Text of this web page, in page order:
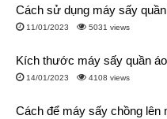
Cách sử dụng máy sấy
11/01/2023 5031 views
Kích thước máy sấy quần
14/01/2023 4108 views
Cách để máy sấy chồng lên